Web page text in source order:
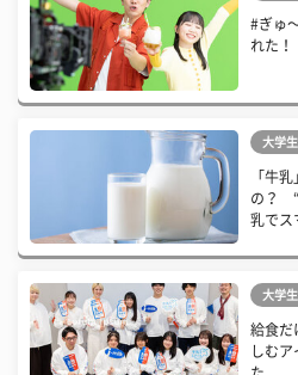
#ぎゅ
れた
大学
「牛
の？
乳でス
大学
給食
しむ